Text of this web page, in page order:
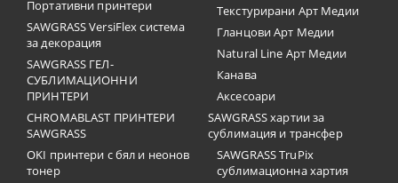
Портативни принтери
SAWGRASS VersiFlex система
за декорация
SAWGRASS ГЕЛ-
СУБЛИМАЦИОННИ
ПРИНТЕРИ
CHROMABLAST ПРИНТЕРИ
SAWGRASS
OKI принтери с бял и неонов
тонер
Текстурирани Арт Медии
Гланцови Арт Медии
Natural Line Арт Медии
Канава
Аксесоари
SAWGRASS хартии за
сублимация и трансфер
SAWGRASS TruPix
сублимационна хартия